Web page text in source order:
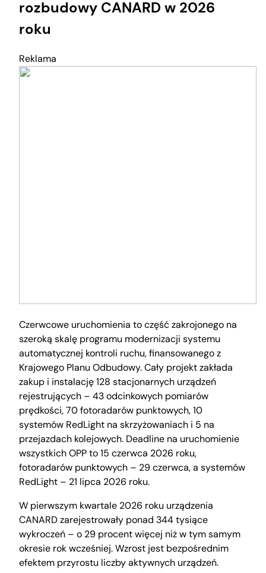
rozbudowy CANARD w 2026
roku
Reklama
Czerwcowe uruchomienia to część zakrojonego na
szeroką skalę programu modernizacji systemu
automatycznej kontroli ruchu, finansowanego z
Krajowego Planu Odbudowy. Cały projekt zakłada
zakup i instalację 128 stacjonarnych urządzeń
rejestrujących – 43 odcinkowych pomiarów
prędkości, 70 fotoradarów punktowych, 10
systemów RedLight na skrzyżowaniach i 5 na
przejazdach kolejowych. Deadline na uruchomienie
wszystkich OPP to 15 czerwca 2026 roku,
fotoradarów punktowych – 29 czerwca, a systemów
RedLight – 21 lipca 2026 roku.
W pierwszym kwartale 2026 roku urządzenia
CANARD zarejestrowały ponad 344 tysiące
wykroczeń – o 29 procent więcej niż w tym samym
okresie rok wcześniej. Wzrost jest bezpośrednim
efektem przyrostu liczby aktywnych urządzeń.